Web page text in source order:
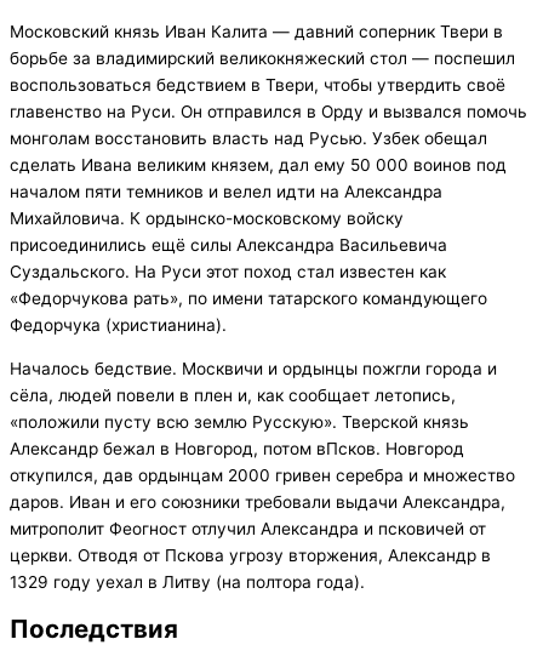
Московский князь Иван Калита — давний соперник Твери в
борьбе за владимирский великокняжеский стол — поспешил
воспользоваться бедствием в Твери, чтобы утвердить своё
главенство на Руси. Он отправился в Орду и вызвался помочь
монголам восстановить власть над Русью. Узбек обещал
сделать Ивана великим князем, дал ему 50 000 воинов под
началом пяти темников и велел идти на Александра
Михайловича. К ордынско-московскому войску
присоединились ещё силы Александра Васильевича
Суздальского. На Руси этот поход стал известен как
«Федорчукова рать», по имени татарского командующего
Федорчука (христианина).
Началось бедствие. Москвичи и ордынцы пожгли города и
сёла, людей повели в плен и, как сообщает летопись,
«положили пусту всю землю Русскую». Тверской князь
Александр бежал в Новгород, потом вПсков. Новгород
откупился, дав ордынцам 2000 гривен серебра и множество
даров. Иван и его союзники требовали выдачи Александра,
митрополит Феогност отлучил Александра и псковичей от
церкви. Отводя от Пскова угрозу вторжения, Александр в
1329 году уехал в Литву (на полтора года).
Последствия